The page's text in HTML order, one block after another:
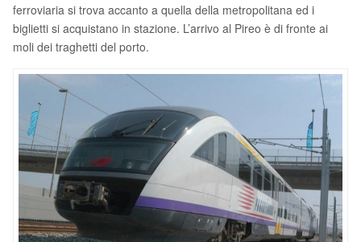
ferroviaria si trova accanto a quella della metropolitana ed i
biglietti si acquistano in stazione. L’arrivo al Pireo è di fronte ai
moli dei traghetti del porto.